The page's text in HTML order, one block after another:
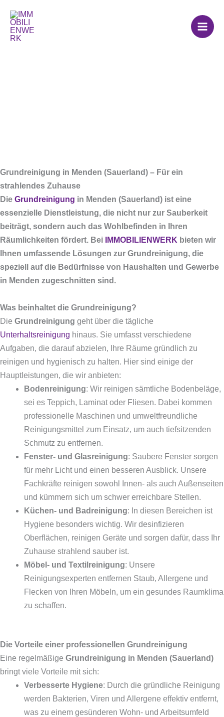
Inhalt
springenGrundreinigung in
Grundreinigung in Menden (Sauerland) – Für ein
strahlendes Zuhause
Die Grundreinigung in Menden (Sauerland) ist eine
essenzielle Dienstleistung, die nicht nur zur Sauberkeit
beiträgt, sondern auch das Wohlbefinden in Ihren
Räumlichkeiten fördert. Bei
IMMOBILIENWERK bieten wir
Ihnen umfassende Lösungen zur Grundreinigung, die
speziell auf die Bedürfnisse von Haushalten und Gewerbe
in Menden zugeschnitten sind.
Was beinhaltet die Grundreinigung?
Die Grundreinigung geht über die tägliche
Unterhaltsreinigung hinaus. Sie umfasst verschiedene
Aufgaben, die darauf abzielen, Ihre Räume gründlich zu
reinigen und hygienisch zu halten. Hier sind einige der
Hauptleistungen, die wir anbieten:
Bodenreinigung: Wir reinigen sämtliche Bodenbeläge,
sei es Teppich, Laminat oder Fliesen. Dabei kommen
professionelle Maschinen und umweltfreundliche
Reinigungsmittel zum Einsatz, um auch tiefsitzenden
Schmutz zu entfernen.
Fenster- und Glasreinigung: Saubere Fenster sorgen
für mehr Licht und einen besseren Ausblick. Unsere
Fachkräfte reinigen sowohl Innen- als auch Außenseiten
und kümmern sich um schwer erreichbare Stellen.
Küchen- und Badreinigung: In diesen Bereichen ist
Hygiene besonders wichtig. Wir desinfizieren
Oberflächen, reinigen Geräte und sorgen dafür, dass Ihr
Zuhause strahlend sauber ist.
Möbel- und Textilreinigung: Unsere
Reinigungsexperten entfernen Staub, Allergene und
Flecken von Ihren Möbeln, um ein gesundes Raumklima
zu schaffen.
Die Vorteile einer professionellen Grundreinigung
Eine regelmäßige Grundreinigung in Menden (Sauerland)
bringt viele Vorteile mit sich:
Verbesserte Hygiene: Durch die gründliche Reinigung
werden Bakterien, Viren und Allergene effektiv entfernt,
was zu einem gesünderen Wohn- und Arbeitsumfeld